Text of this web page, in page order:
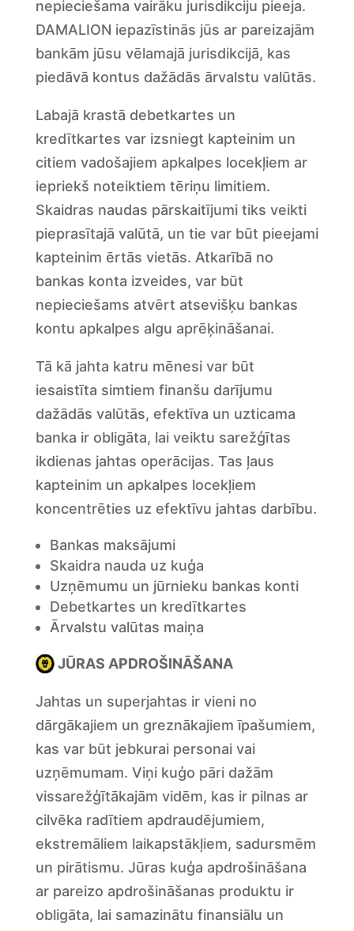
nepieciešama vairāku jurisdikciju pieeja.
DAMALION iepazīstinās jūs ar pareizajām
bankām jūsu vēlamajā jurisdikcijā, kas
piedāvā kontus dažādās ārvalstu valūtās.
Labajā krastā debetkartes un
kredītkartes var izsniegt kapteinim un
citiem vadošajiem apkalpes locekļiem ar
iepriekš noteiktiem tēriņu limitiem.
Skaidras naudas pārskaitījumi tiks veikti
pieprasītajā valūtā, un tie var būt pieejami
kapteinim ērtās vietās. Atkarībā no
bankas konta izveides, var būt
nepieciešams atvērt atsevišķu bankas
kontu apkalpes algu aprēķināšanai.
Tā kā jahta katru mēnesi var būt
iesaistīta simtiem finanšu darījumu
dažādās valūtās, efektīva un uzticama
banka ir obligāta, lai veiktu sarežģītas
ikdienas jahtas operācijas. Tas ļaus
kapteinim un apkalpes locekļiem
koncentrēties uz efektīvu jahtas darbību.
Bankas maksājumi
Skaidra nauda uz kuģa
Uzņēmumu un jūrnieku bankas konti
Debetkartes un kredītkartes
Ārvalstu valūtas maiņa
JŪRAS APDROŠINĀŠANA
Jahtas un superjahtas ir vieni no
dārgākajiem un greznākajiem īpašumiem,
kas var būt jebkurai personai vai
uzņēmumam. Viņi kuģo pāri dažām
vissarežģītākajām vidēm, kas ir pilnas ar
cilvēka radītiem apdraudējumiem,
ekstremāliem laikapstākļiem, sadursmēm
un pirātismu. Jūras kuģa apdrošināšana
ar pareizo apdrošināšanas produktu ir
obligāta, lai samazinātu finansiālu un